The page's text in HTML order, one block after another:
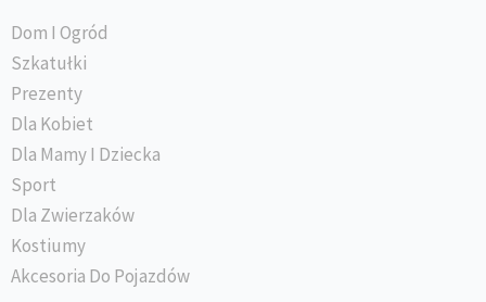
Dom I Ogród
Szkatułki
Prezenty
Dla Kobiet
Dla Mamy I Dziecka
Sport
Dla Zwierzaków
Kostiumy
Akcesoria Do Pojazdów